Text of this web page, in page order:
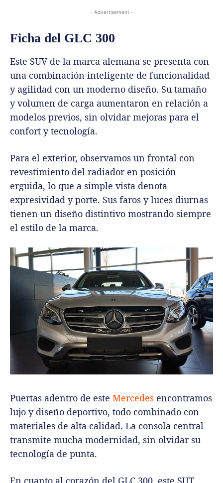
- Advertisement -
Ficha del GLC 300
Este SUV de la marca alemana se presenta con
una combinación inteligente de funcionalidad
y agilidad con un moderno diseño. Su tamaño
y volumen de carga aumentaron en relación a
modelos previos, sin olvidar mejoras para el
confort y tecnología.
Para el exterior, observamos un frontal con
revestimiento del radiador en posición
erguida, lo que a simple vista denota
expresividad y porte. Sus faros y luces diurnas
tienen un diseño distintivo mostrando siempre
el estilo de la marca.
Puertas adentro de este Mercedes encontramos
lujo y diseño deportivo, todo combinado con
materiales de alta calidad. La consola central
transmite mucha modernidad, sin olvidar su
tecnología de punta.
En cuanto al corazón del GLC 300, este SUT